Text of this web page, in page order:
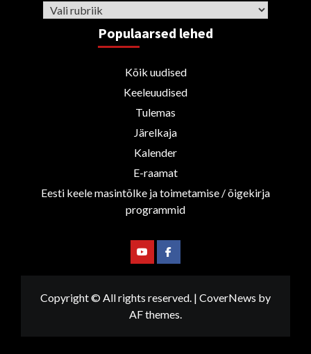
Rubriigid
Populaarsed lehed
Kõik uudised
Keeleuudised
Tulemas
Järelkaja
Kalender
E-raamat
Eesti keele masintõlke ja toimetamise / õigekirja
programmid
YoutubeFacebook
Copyright © All rights reserved. | CoverNews by
AF themes.